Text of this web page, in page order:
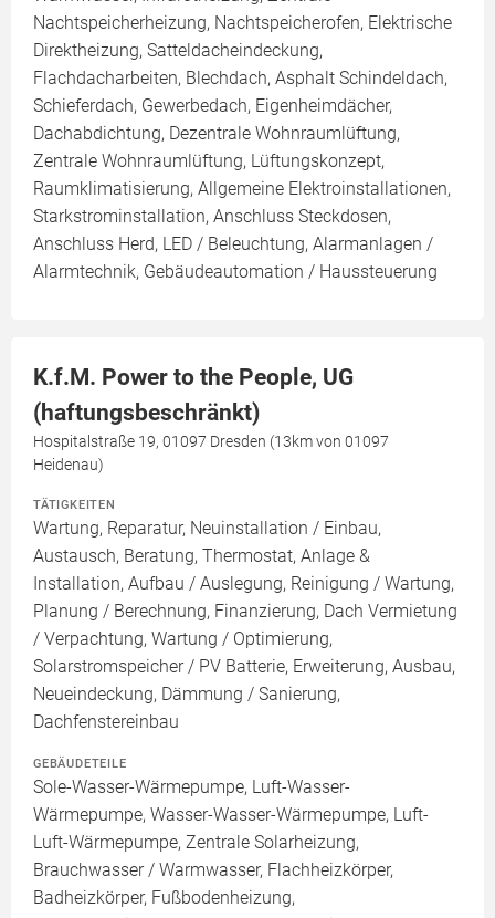
Nachtspeicherheizung, Nachtspeicherofen, Elektrische
Direktheizung, Satteldacheindeckung,
Flachdacharbeiten, Blechdach, Asphalt Schindeldach,
Schieferdach, Gewerbedach, Eigenheimdächer,
Dachabdichtung, Dezentrale Wohnraumlüftung,
Zentrale Wohnraumlüftung, Lüftungskonzept,
Raumklimatisierung, Allgemeine Elektroinstallationen,
Starkstrominstallation, Anschluss Steckdosen,
Anschluss Herd, LED / Beleuchtung, Alarmanlagen /
Alarmtechnik, Gebäudeautomation / Haussteuerung
K.f.M. Power to the People, UG
(haftungsbeschränkt)
Hospitalstraße 19, 01097 Dresden (13km von 01097
Heidenau)
TÄTIGKEITEN
Wartung, Reparatur, Neuinstallation / Einbau,
Austausch, Beratung, Thermostat, Anlage &
Installation, Aufbau / Auslegung, Reinigung / Wartung,
Planung / Berechnung, Finanzierung, Dach Vermietung
/ Verpachtung, Wartung / Optimierung,
Solarstromspeicher / PV Batterie, Erweiterung, Ausbau,
Neueindeckung, Dämmung / Sanierung,
Dachfenstereinbau
GEBÄUDETEILE
Sole-Wasser-Wärmepumpe, Luft-Wasser-
Wärmepumpe, Wasser-Wasser-Wärmepumpe, Luft-
Luft-Wärmepumpe, Zentrale Solarheizung,
Brauchwasser / Warmwasser, Flachheizkörper,
Badheizkörper, Fußbodenheizung,